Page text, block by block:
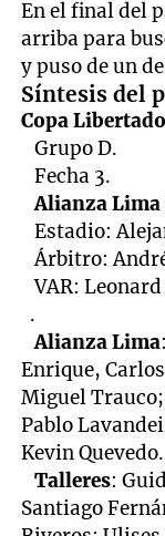
En el final del
arriba para
y puso de un
Síntesis del
Copa
Grupo D.
Fecha 3.
Alianza Lima
Estadio:
Árbitro:
VAR:
.
Alianza Lima
Enrique,
Miguel
Pablo
Kevin
Talleres:
Santiago